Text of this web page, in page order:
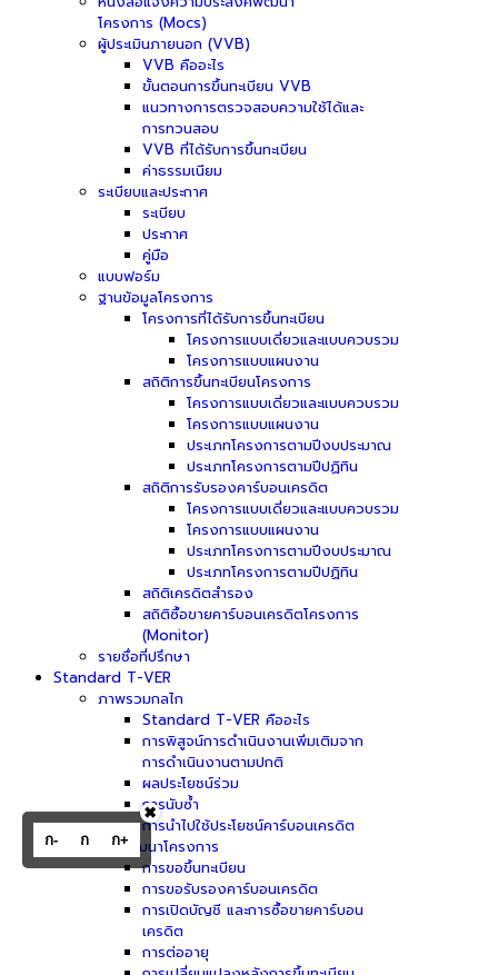
โครงการ (Mocs)
ผู้ประเมินภายนอก (VVB)
VVB คืออะไร
ขั้นตอนการขึ้นทะเบียน VVB
แนวทางการตรวจสอบความใช้ได้และ
การทวนสอบ
VVB ที่ได้รับการขึ้นทะเบียน
ค่าธรรมเนียม
ระเบียบและประกาศ
ระเบียบ
ประกาศ
คู่มือ
แบบฟอร์ม
ฐานข้อมูลโครงการ
โครงการที่ได้รับการขึ้นทะเบียน
โครงการแบบเดี่ยวและแบบควบรวม
โครงการแบบแผนงาน
สถิติการขึ้นทะเบียนโครงการ
โครงการแบบเดี่ยวและแบบควบรวม
โครงการแบบแผนงาน
ประเภทโครงการตามปีงบประมาณ
ประเภทโครงการตามปีปฏิทิน
สถิติการรับรองคาร์บอนเครดิต
โครงการแบบเดี่ยวและแบบควบรวม
โครงการแบบแผนงาน
ประเภทโครงการตามปีงบประมาณ
ประเภทโครงการตามปีปฏิทิน
สถิติเครดิตสำรอง
สถิติซื้อขายคาร์บอนเครดิตโครงการ
(Monitor)
รายชื่อที่ปรึกษา
Standard T-VER
ภาพรวมกลไก
Standard T-VER คืออะไร
การพิสูจน์การดำเนินงานเพิ่มเติมจาก
การดำเนินงานตามปกติ
ผลประโยชน์ร่วม
การนับซ้ำ
การนำไปใช้ประโยชน์คาร์บอนเครดิต
การพัฒนาโครงการ
การขอขึ้นทะเบียน
การขอรับรองคาร์บอนเครดิต
การเปิดบัญชี และการซื้อขายคาร์บอน
เครดิต
การต่ออายุ
ก- ก ก+
✖